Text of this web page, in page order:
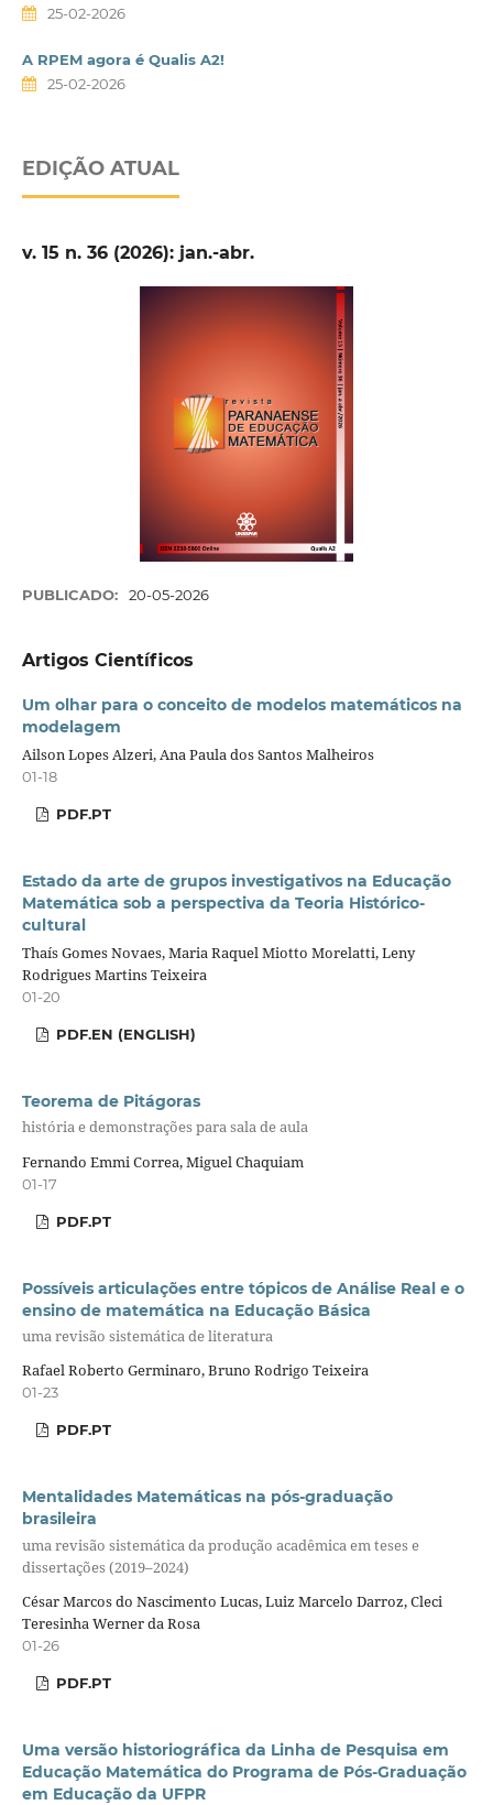
25-02-2026
A RPEM agora é Qualis A2!
25-02-2026
EDIÇÃO ATUAL
v. 15 n. 36 (2026): jan.-abr.
PUBLICADO: 20-05-2026
Artigos Científicos
Um olhar para o conceito de modelos matemáticos na
modelagem
Ailson Lopes Alzeri, Ana Paula dos Santos Malheiros
01-18
PDF.PT
Estado da arte de grupos investigativos na Educação
Matemática sob a perspectiva da Teoria Histórico-
cultural
Thaís Gomes Novaes, Maria Raquel Miotto Morelatti, Leny
Rodrigues Martins Teixeira
01-20
PDF.EN (ENGLISH)
Teorema de Pitágoras
história e demonstrações para sala de aula
Fernando Emmi Correa, Miguel Chaquiam
01-17
PDF.PT
Possíveis articulações entre tópicos de Análise Real e o
ensino de matemática na Educação Básica
uma revisão sistemática de literatura
Rafael Roberto Germinaro, Bruno Rodrigo Teixeira
01-23
PDF.PT
Mentalidades Matemáticas na pós-graduação
brasileira
uma revisão sistemática da produção acadêmica em teses e
dissertações (2019–2024)
César Marcos do Nascimento Lucas, Luiz Marcelo Darroz, Cleci
Teresinha Werner da Rosa
01-26
PDF.PT
Uma versão historiográfica da Linha de Pesquisa em
Educação Matemática do Programa de Pós-Graduação
em Educação da UFPR